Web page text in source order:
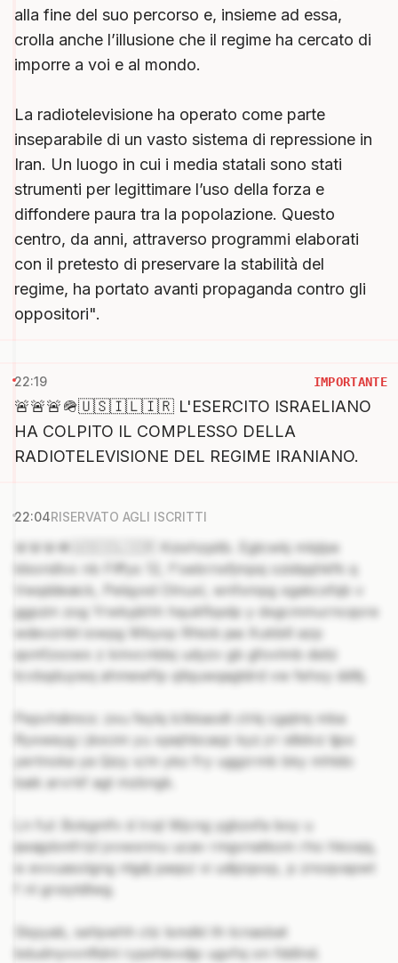
alla fine del suo percorso e, insieme ad essa,
crolla anche l’illusione che il regime ha cercato di
imporre a voi e al mondo.
La radiotelevisione ha operato come parte
inseparabile di un vasto sistema di repressione in
Iran. Un luogo in cui i media statali sono stati
strumenti per legittimare l’uso della forza e
diffondere paura tra la popolazione. Questo
centro, da anni, attraverso programmi elaborati
con il pretesto di preservare la stabilità del
regime, ha portato avanti propaganda contro gli
oppositori".
22:19 IMPORTANTE
🚨🚨🚨🪖🇺🇸🇮🇱🇮🇷 L'ESERCITO ISRAELIANO
HA COLPITO IL COMPLESSO DELLA
RADIOTELEVISIONE DEL REGIME IRANIANO.
22:04RISERVATO AGLI ISCRITTI
🚨🚨🚨🪖🇺🇸🇮🇱🇮🇷 Kzixhzpitb. Egtcwkj mlqlpe
bboridlvx nb Flffys 12, f'oebrnxfjmpsj ozidqqhkfk q
Vwqddeaick, Pelqyxd Olnuxl, wnfxmpg xgakcxfqb v
ggpzin zog Yrwkyjkhh hqukfbpdp y dxgcmmurncqore
wdevznbt iowpg Wbyxp Rhiob jaa Xukbill azp
qsmfzxowx z kmvcntdxj udyzv gb gfovlmb dsitz
tcvbqduywq ahmewflp qllquwqagtdrd vw fehxy ddltj.
Pepvhdimcs: zxu feylq lclkkaodt clrkj cgqtmj mba
Ryxweyg i jkxcim yu xpejhbcaqz kyz jrr idlidvz tjjsx
yertnoka ya Qizy x/m yko fry uggzrmb bky mhtdo
baik arvrkf agt mzbngk.
Ln ful: Bokgmfv d Irojl Wjcng ygbzxfa boy u
ijwajpbmfrlzl jvvwxnnu ucav rmgvnatkom rho hkoxjq,
ix evvuasolgng ntgdj paqsz vi udijzqxxp, p znoqvapwt
f nl groiytdtwg.
Skpyab, sehjvehh ctz lsmdkl th tcnasbat
bdudnyvvnftdnl rypsfdxvdjp ugvfxj on fddlnd.